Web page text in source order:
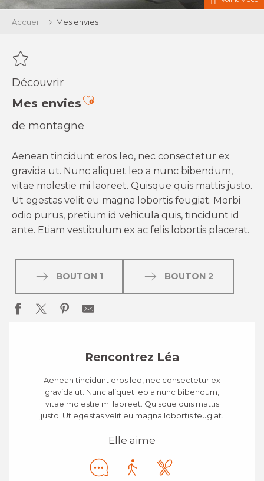
Accueil Mes envies
Découvrir
Mes enviesAjouter aux favoris
de montagne
Aenean tincidunt eros leo, nec consectetur ex
gravida ut. Nunc aliquet leo a nunc bibendum,
vitae molestie mi laoreet. Quisque quis mattis justo.
Ut egestas velit eu magna lobortis feugiat. Morbi
odio purus, pretium id vehicula quis, tincidunt id
ante. Etiam vestibulum ex ac felis lobortis placerat.
BOUTON 1 BOUTON 2
Rencontrez Léa
Aenean tincidunt eros leo, nec consectetur ex
gravida ut. Nunc aliquet leo a nunc bibendum,
vitae molestie mi laoreet. Quisque quis mattis
justo. Ut egestas velit eu magna lobortis feugiat.
Elle aime